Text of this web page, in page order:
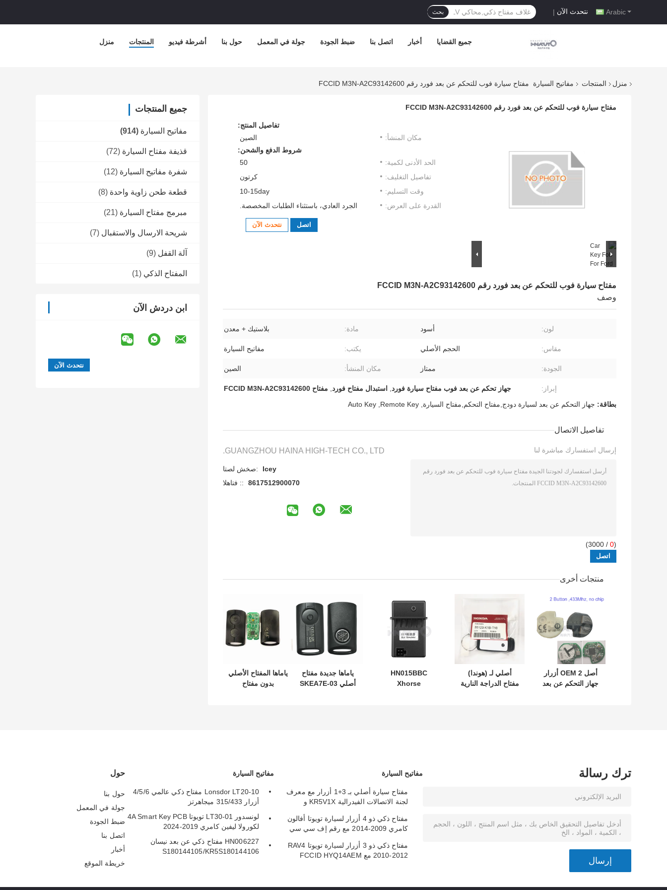
Arabic نتحدث الآن | بحث
منزل المنتجات أشرطة فيديو حول بنا جولة في المعمل ضبط الجودة اتصل بنا أخبار جميع القضايا
منزل المنتجات مفاتيح السيارة مفتاح سيارة فوب للتحكم عن بعد فورد رقم FCCID M3N-A2C93142600
جميع المنتجات
مفاتيح السيارة (914)
قذيفة مفتاح السيارة (72)
شفرة مفاتيح السيارة (12)
قطعة طحن زاوية واحدة (8)
مبرمج مفتاح السيارة (21)
شريحة الارسال والاستقبال (7)
آلة القفل (9)
المفتاح الذكي (1)
ابن دردش الآن
مفتاح سيارة فوب للتحكم عن بعد فورد رقم FCCID M3N-A2C93142600
تفاصيل المنتج:
مكان المنشأ:
الصين
شروط الدفع والشحن:
الحد الأدنى لكمية:
50
تفاصيل التغليف:
كرتون
وقت التسليم:
10-15day
القدرة على العرض:
الجرد العادي، باستثناء الطلبات المخصصة.
اتصل نتحدث الآن
مفتاح سيارة فوب للتحكم عن بعد فورد رقم FCCID M3N-A2C93142600
وصف
لون: أسود مادة: بلاستيك + معدن
مقاس: الحجم الأصلي يكتب: مفاتيح السيارة
الجودة: ممتاز مكان المنشأ: الصين
إبراز: جهاز تحكم عن بعد فوب مفتاح سيارة فورد, استبدال مفتاح فورد, مفتاح FCCID M3N-A2C93142600
بطاقة: جهاز التحكم عن بعد لسيارة دودج,مفتاح التحكم,مفتاح السيارة,
Remote Key
,
Auto Key
تفاصيل الاتصال
GUANGZHOU HAINA HIGH-TECH CO., LTD.
اتصل شخص:
Icey
الهاتف ::
8617512900070
إرسال استفسارك مباشرة لنا
(
0
/ 3000)
منتجات أخرى
أصل OEM 2 أزرار
جهاز التحكم عن بعد
أصلي لـ (هوندا)
مفتاح الدراجة النارية
HN015BBC
Xhorse
ياماها جديدة مفتاح
أصلي SKEA7E-03
ياماها المفتاح الأصلي
بدون مفتاح
حول
حول بنا
جولة في المعمل
ضبط الجودة
اتصل بنا
أخبار
خريطة الموقع
مفاتيح السيارة
Lonsdor LT20-10 مفتاح ذكي عالمي 4/5/6
أزرار 315/433 ميجاهرتز
لونسدور LT30-01 تويوتا 4A Smart Key PCB
لكورولا ليفين كامري 2019-2024
HN006227 مفتاح ذكي عن بعد نيسان
S180144105/KR5S180144106
مفاتيح السيارة
مفتاح سيارة أصلي بـ 3+1 أزرار مع معرف
لجنة الاتصالات الفيدرالية KR5V1X و
مفتاح ذكي ذو 4 أزرار لسيارة تويوتا أفالون
كامري 2009-2014 مع رقم إف سي سي
مفتاح ذكي ذو 3 أزرار لسيارة تويوتا RAV4
2010-2012 مع FCCID HYQ14AEM
ترك رسالة